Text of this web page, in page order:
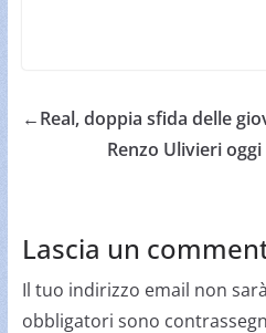
←Real, doppia sfida delle
Renzo Ulivieri
Lascia un
Il tuo indirizzo email non
obbligatori sono